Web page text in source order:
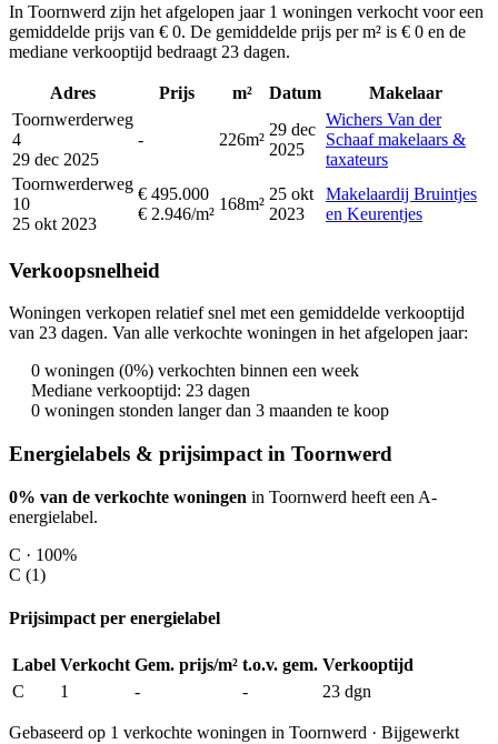
In Toornwerd zijn het afgelopen jaar 1 woningen verkocht voor een
gemiddelde prijs van € 0. De gemiddelde prijs per m² is € 0 en de
mediane verkooptijd bedraagt 23 dagen.
Adres Prijs m² Datum
Makelaar
Toornwerderweg
4
29 dec 2025
- 226m²
29 dec
2025
Wichers Van der
Schaaf makelaars &
taxateurs
Toornwerderweg
10
25 okt 2023
€ 495.000
€ 2.946/m²
168m²
25 okt
2023
Makelaardij Bruintjes
en Keurentjes
Verkoopsnelheid
Woningen verkopen relatief snel met een gemiddelde verkooptijd
van 23 dagen. Van alle verkochte woningen in het afgelopen jaar:
0 woningen (0%) verkochten binnen een week
Mediane verkooptijd: 23 dagen
0 woningen stonden langer dan 3 maanden te koop
Energielabels & prijsimpact in Toornwerd
0% van de verkochte woningen in Toornwerd heeft een A-
energielabel.
C · 100%
C (1)
Prijsimpact per energielabel
Label Verkocht Gem. prijs/m² t.o.v. gem. Verkooptijd
C
1 - - 23 dgn
Gebaseerd op 1 verkochte woningen in Toornwerd · Bijgewerkt